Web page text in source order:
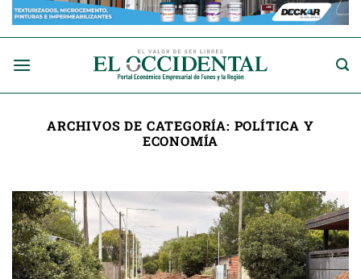
Saltar
ARCHIVOS DE CATEGORÍA: POLÍTICA Y
ECONOMÍA